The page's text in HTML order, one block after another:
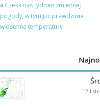
« Czeka nas tydzień zmiennej
pogody, w tym już prawdziwie
wiosenne temperatury
12